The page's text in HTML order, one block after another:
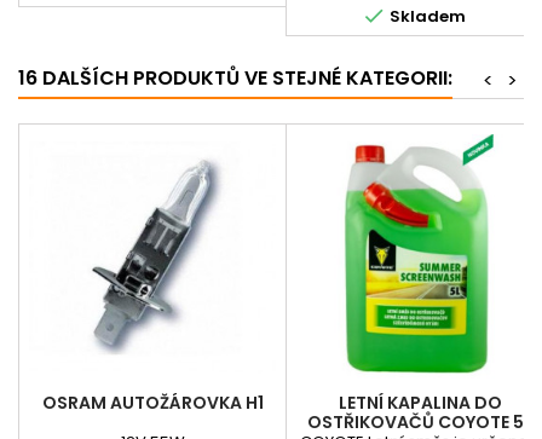
 Skladem
16 DALŠÍCH PRODUKTŮ VE STEJNÉ KATEGORII: >
<
OSRAM AUTOŽÁROVKA H1
LETNÍ KAPALINA DO
OSTŘIKOVAČŮ COYOTE 5L